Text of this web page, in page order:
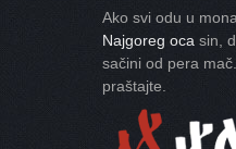
Ako svi odu u
Najgoreg oca sin,
sačini od pera
praštajte.